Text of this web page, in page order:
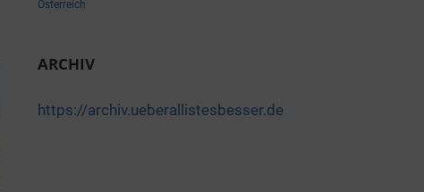
Österreich
ARCHIV
https://archiv.ueberallistesbesser.de